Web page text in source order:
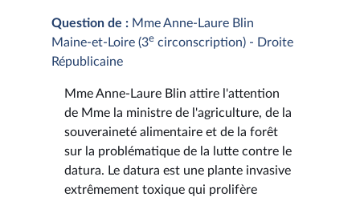
Question de : Mme Anne-Laure Blin
Maine-et-Loire (3e circonscription) - Droite
Républicaine
Mme Anne-Laure Blin attire l'attention
de Mme la ministre de l'agriculture, de la
souveraineté alimentaire et de la forêt
sur la problématique de la lutte contre le
datura. Le datura est une plante invasive
extrêmement toxique qui prolifère